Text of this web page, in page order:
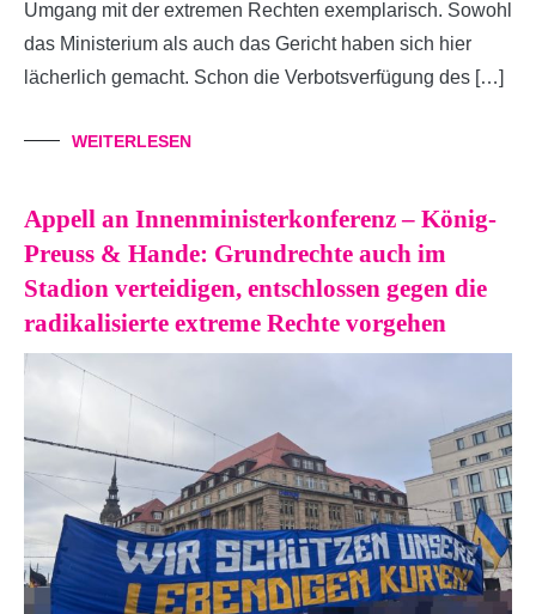
Umgang mit der extremen Rechten exemplarisch. Sowohl
das Ministerium als auch das Gericht haben sich hier
lächerlich gemacht. Schon die Verbotsverfügung des […]
WEITERLESEN
Appell an Innenministerkonferenz – König-
Preuss & Hande: Grundrechte auch im
Stadion verteidigen, entschlossen gegen die
radikalisierte extreme Rechte vorgehen